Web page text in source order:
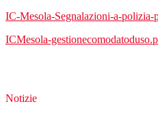
IC-Mesola-Segnalazioni-a-polizia-
ICMesola-
Notizie